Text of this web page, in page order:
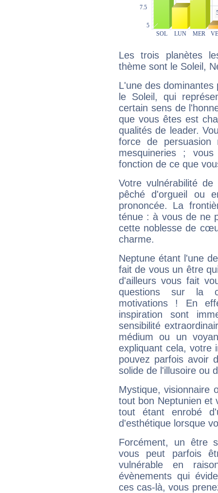
Les trois planètes
thème sont le Soleil,
L'une des
le Soleil, qui
certain sens de
que vous êtes est
qualités de leader.
force de
mesquineries ;
fonction de ce que
Votre vulnérabilité
pêché d'orgueil ou
prononcée. La
ténue : à vous de ne
cette noblesse de
charme.
Neptune étant l'une
fait de vous un être
d'ailleurs vous fait
questions sur la
motivations ! En
inspiration sont
sensibilité
médium ou un
expliquant cela, votre
pouvez parfois avoir
solide de l'illusoire ou
Mystique, visionnaire
tout bon Neptunien et
tout étant enrobé
d'esthétique lorsque
Forcément, un être
vous peut parfois
vulnérable en
évènements qui
ces cas-là, vous